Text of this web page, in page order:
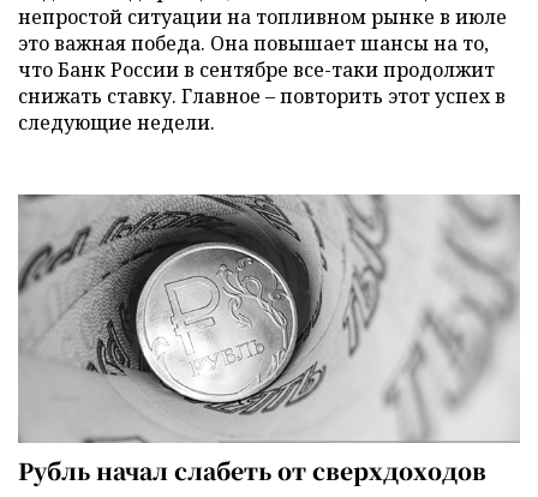
непростой ситуации на топливном рынке в июле
это важная победа. Она повышает шансы на то,
что Банк России в сентябре все-таки продолжит
снижать ставку. Главное – повторить этот успех в
следующие недели.
Рубль начал слабеть от сверхдоходов